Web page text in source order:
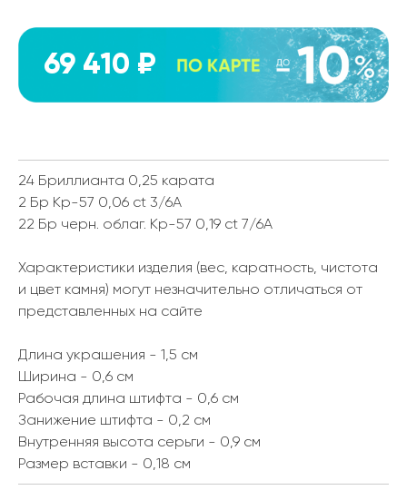
69 410 ₽
24 Бриллианта 0,25 карата
2 Бр Кр-57 0,06 ct 3/6А
22 Бр черн. облаг. Кр-57 0,19 ct 7/6А
Характеристики изделия (вес, каратность, чистота
и цвет камня) могут незначительно отличаться от
представленных на сайте
Длина украшения - 1,5 см
Ширина - 0,6 см
Рабочая длина штифта - 0,6 см
Занижение штифта - 0,2 см
Внутренняя высота серьги - 0,9 см
Размер вставки - 0,18 см